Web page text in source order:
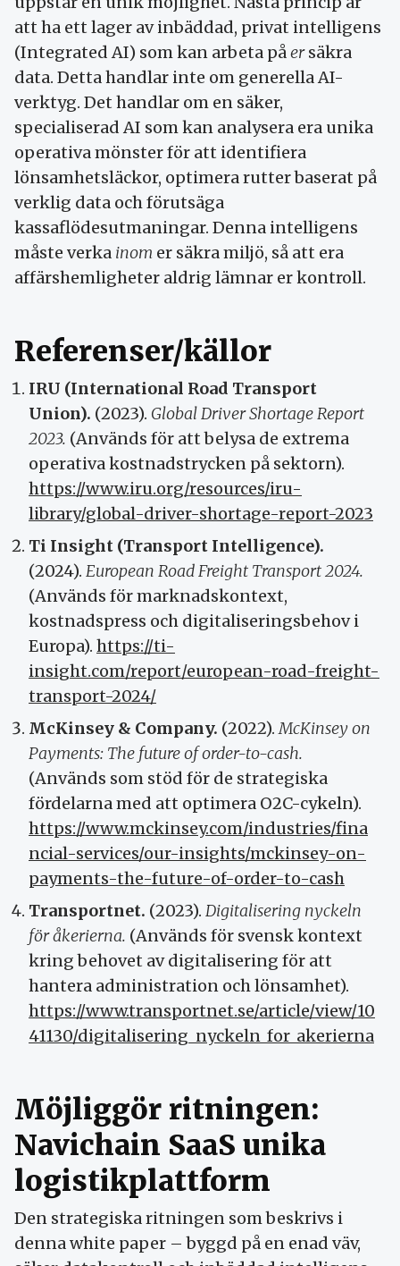
att ha ett lager av inbäddad, privat intelligens
(Integrated AI) som kan arbeta påersäkra
data. Detta handlar inte om generella AI-
verktyg. Det handlar om en säker,
specialiserad AI som kan analysera era unika
operativa mönster för att identifiera
lönsamhetsläckor, optimera rutter baserat på
verklig data och förutsäga
kassaflödesutmaningar. Denna intelligens
måste verka inom er säkra miljö, så att era
affärshemligheter aldrig lämnar er kontroll.
Referenser/källor
IRU (International Road Transport
Union). (2023). Global Driver Shortage Report
2023. (Används för att belysa de extrema
operativa kostnadstrycken på sektorn).
https://www.iru.org/resources/iru-
library/global-driver-shortage-report-2023
Ti Insight (Transport Intelligence).
(2024). European Road Freight Transport 2024.
(Används för marknadskontext,
kostnadspress och digitaliseringsbehov i
Europa). https://ti-
insight.com/report/european-road-freight-
transport-2024/
McKinsey & Company. (2022).McKinsey on
Payments: The future of order-to-cash.
(Används som stöd för de strategiska
fördelarna med att optimera O2C-cykeln).
https://www.mckinsey.com/industries/fina
ncial-services/our-insights/mckinsey-on-
payments-the-future-of-order-to-cash
Transportnet. (2023). Digitalisering nyckeln
för åkerierna. (Används för svensk kontext
kring behovet av digitalisering för att
hantera administration och lönsamhet).
https://www.transportnet.se/article/view/10
41130/digitalisering_nyckeln_for_akerierna
Möjliggör ritningen:
Navichain SaaS unika
logistikplattform
Den strategiska ritningen som beskrivs i
denna white paper – byggd på en enad väv,